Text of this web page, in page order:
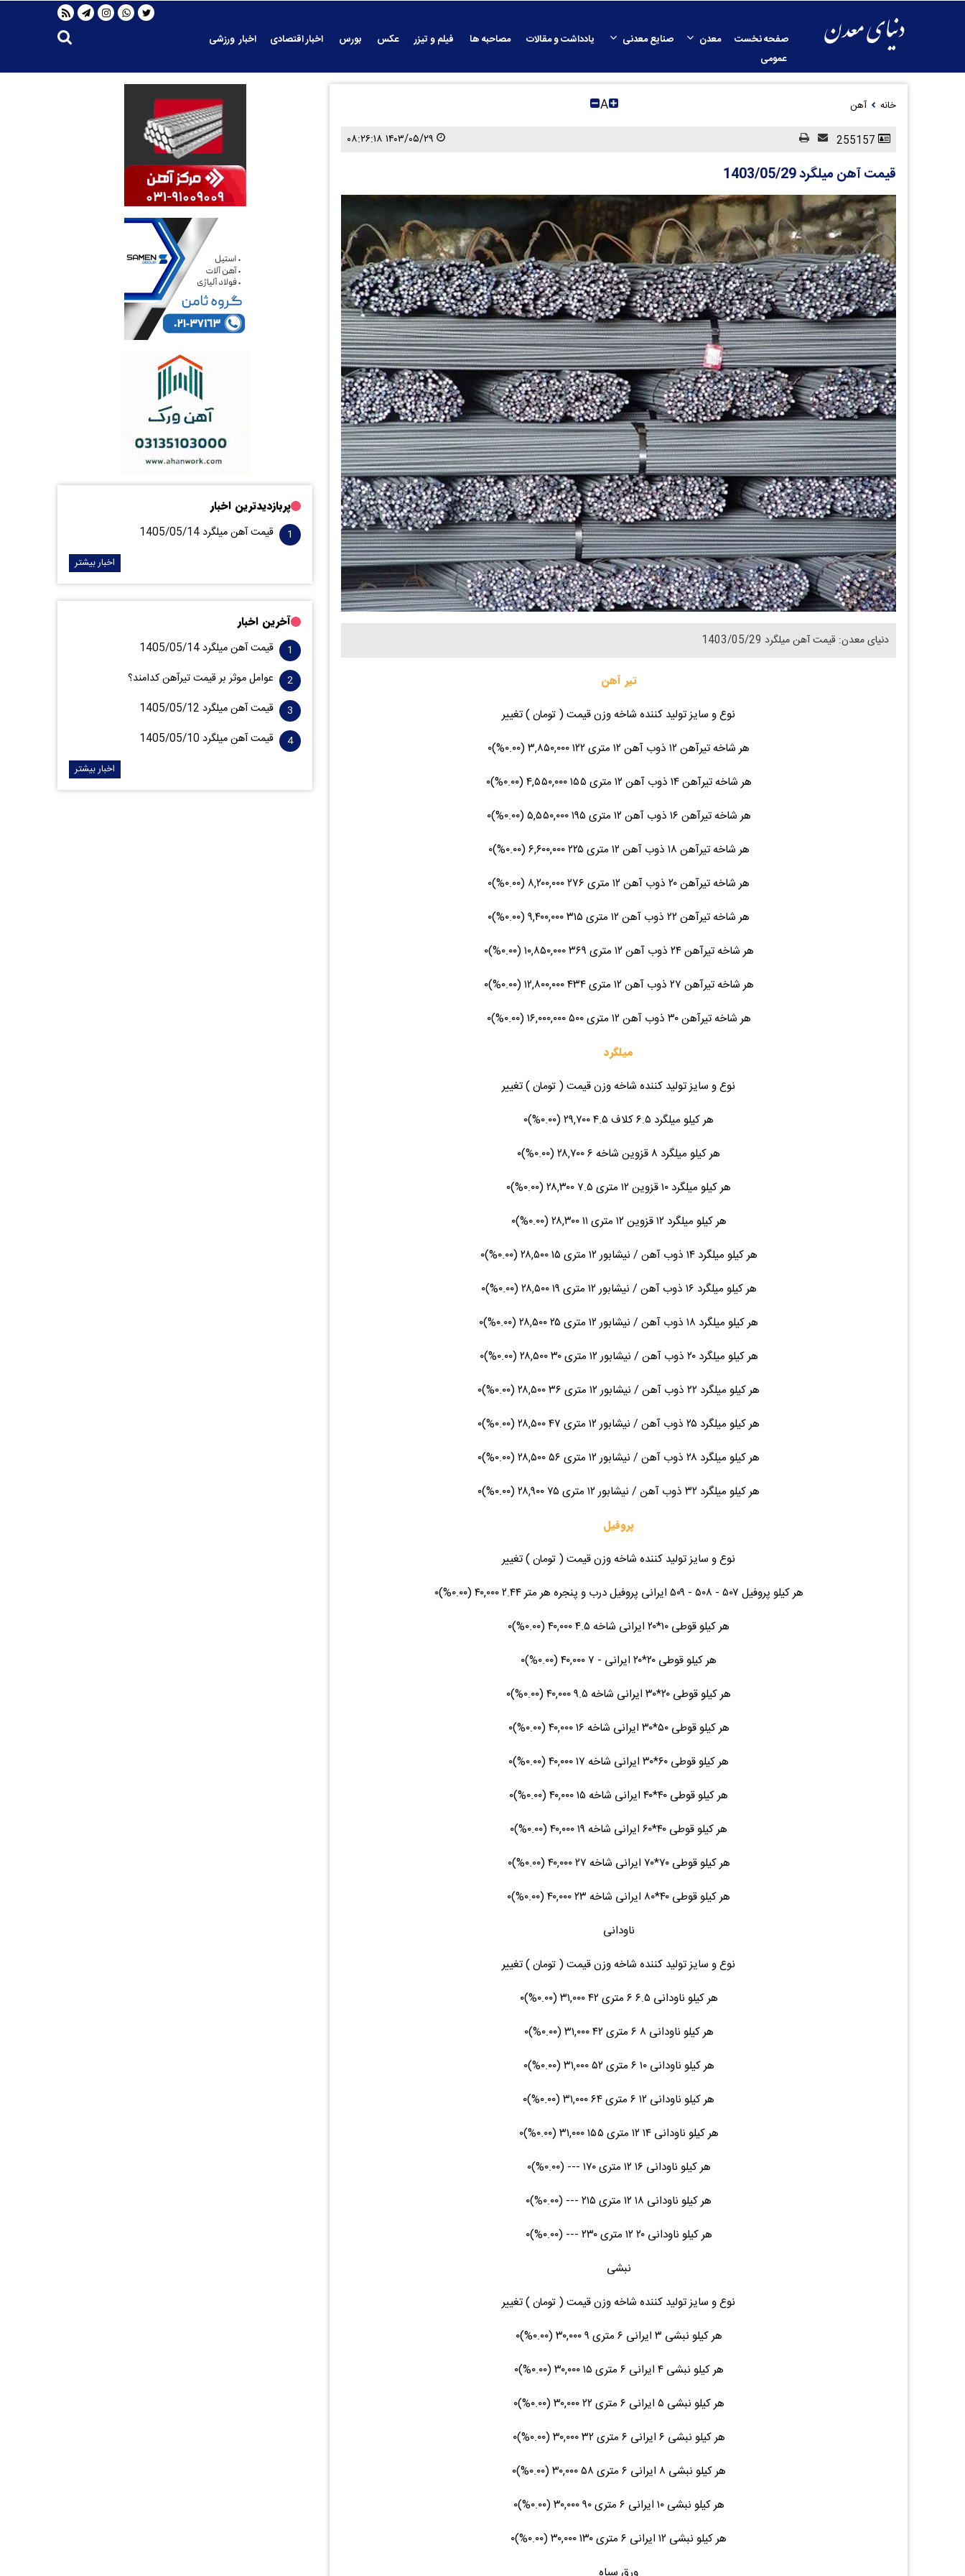
صفحه نخست معدن صنایع معدنی یادداشت و مقالات مصاحبه ها فیلم و تیزر عکس بورس اخبار اقتصادی
اخبار ورزشی
عمومی
خانه آهن A
۱۴۰۳/۰۵/۲۹ ۰۸:۲۶:۱۸
قیمت آهن میلگرد 1403/05/29
دنیای معدن: قیمت آهن میلگرد 1403/05/29
تیر آهن
نوع و سایز تولید کننده شاخه وزن قیمت ( تومان ) تغییر
هر شاخه تیرآهن ۱۲ ذوب آهن ۱۲ متری ۱۲۲ ۳,۸۵۰,۰۰۰ (۰.۰۰%)۰
هر شاخه تیرآهن ۱۴ ذوب آهن ۱۲ متری ۱۵۵ ۴,۵۵۰,۰۰۰ (۰.۰۰%)۰
هر شاخه تیرآهن ۱۶ ذوب آهن ۱۲ متری ۱۹۵ ۵,۵۵۰,۰۰۰ (۰.۰۰%)۰
هر شاخه تیرآهن ۱۸ ذوب آهن ۱۲ متری ۲۲۵ ۶,۶۰۰,۰۰۰ (۰.۰۰%)۰
هر شاخه تیرآهن ۲۰ ذوب آهن ۱۲ متری ۲۷۶ ۸,۲۰۰,۰۰۰ (۰.۰۰%)۰
هر شاخه تیرآهن ۲۲ ذوب آهن ۱۲ متری ۳۱۵ ۹,۴۰۰,۰۰۰ (۰.۰۰%)۰
هر شاخه تیرآهن ۲۴ ذوب آهن ۱۲ متری ۳۶۹ ۱۰,۸۵۰,۰۰۰ (۰.۰۰%)۰
هر شاخه تیرآهن ۲۷ ذوب آهن ۱۲ متری ۴۳۴ ۱۲,۸۰۰,۰۰۰ (۰.۰۰%)۰
هر شاخه تیرآهن ۳۰ ذوب آهن ۱۲ متری ۵۰۰ ۱۶,۰۰۰,۰۰۰ (۰.۰۰%)۰
میلگرد
نوع و سایز تولید کننده شاخه وزن قیمت ( تومان ) تغییر
هر کیلو میلگرد ۶.۵ کلاف ۴.۵ ۲۹,۷۰۰ (۰.۰۰%)۰
هر کیلو میلگرد ۸ قزوین شاخه ۶ ۲۸,۷۰۰ (۰.۰۰%)۰
هر کیلو میلگرد ۱۰ قزوین ۱۲ متری ۷.۵ ۲۸,۳۰۰ (۰.۰۰%)۰
هر کیلو میلگرد ۱۲ قزوین ۱۲ متری ۱۱ ۲۸,۳۰۰ (۰.۰۰%)۰
هر کیلو میلگرد ۱۴ ذوب آهن / نیشابور ۱۲ متری ۱۵ ۲۸,۵۰۰ (۰.۰۰%)۰
هر کیلو میلگرد ۱۶ ذوب آهن / نیشابور ۱۲ متری ۱۹ ۲۸,۵۰۰ (۰.۰۰%)۰
هر کیلو میلگرد ۱۸ ذوب آهن / نیشابور ۱۲ متری ۲۵ ۲۸,۵۰۰ (۰.۰۰%)۰
هر کیلو میلگرد ۲۰ ذوب آهن / نیشابور ۱۲ متری ۳۰ ۲۸,۵۰۰ (۰.۰۰%)۰
هر کیلو میلگرد ۲۲ ذوب آهن / نیشابور ۱۲ متری ۳۶ ۲۸,۵۰۰ (۰.۰۰%)۰
هر کیلو میلگرد ۲۵ ذوب آهن / نیشابور ۱۲ متری ۴۷ ۲۸,۵۰۰ (۰.۰۰%)۰
هر کیلو میلگرد ۲۸ ذوب آهن / نیشابور ۱۲ متری ۵۶ ۲۸,۵۰۰ (۰.۰۰%)۰
هر کیلو میلگرد ۳۲ ذوب آهن / نیشابور ۱۲ متری ۷۵ ۲۸,۹۰۰ (۰.۰۰%)۰
پروفیل
نوع و سایز تولید کننده شاخه وزن قیمت ( تومان ) تغییر
هر کیلو پروفیل ۵۰۷ - ۵۰۸ - ۵۰۹ ایرانی پروفیل درب و پنجره هر متر ۲.۴۴ ۴۰,۰۰۰ (۰.۰۰%)۰
هر کیلو قوطی ۱۰*۲۰ ایرانی شاخه ۴.۵ ۴۰,۰۰۰ (۰.۰۰%)۰
هر کیلو قوطی ۲۰*۲۰ ایرانی - ۷ ۴۰,۰۰۰ (۰.۰۰%)۰
هر کیلو قوطی ۲۰*۳۰ ایرانی شاخه ۹.۵ ۴۰,۰۰۰ (۰.۰۰%)۰
هر کیلو قوطی ۵۰*۳۰ ایرانی شاخه ۱۶ ۴۰,۰۰۰ (۰.۰۰%)۰
هر کیلو قوطی ۶۰*۳۰ ایرانی شاخه ۱۷ ۴۰,۰۰۰ (۰.۰۰%)۰
هر کیلو قوطی ۴۰*۴۰ ایرانی شاخه ۱۵ ۴۰,۰۰۰ (۰.۰۰%)۰
هر کیلو قوطی ۴۰*۶۰ ایرانی شاخه ۱۹ ۴۰,۰۰۰ (۰.۰۰%)۰
هر کیلو قوطی ۷۰*۷۰ ایرانی شاخه ۲۷ ۴۰,۰۰۰ (۰.۰۰%)۰
هر کیلو قوطی ۴۰*۸۰ ایرانی شاخه ۲۳ ۴۰,۰۰۰ (۰.۰۰%)۰
ناودانی
نوع و سایز تولید کننده شاخه وزن قیمت ( تومان ) تغییر
هر کیلو ناودانی ۶.۵ ۶ متری ۴۲ ۳۱,۰۰۰ (۰.۰۰%)۰
هر کیلو ناودانی ۸ ۶ متری ۴۲ ۳۱,۰۰۰ (۰.۰۰%)۰
هر کیلو ناودانی ۱۰ ۶ متری ۵۲ ۳۱,۰۰۰ (۰.۰۰%)۰
هر کیلو ناودانی ۱۲ ۶ متری ۶۴ ۳۱,۰۰۰ (۰.۰۰%)۰
هر کیلو ناودانی ۱۴ ۱۲ متری ۱۵۵ ۳۱,۰۰۰ (۰.۰۰%)۰
هر کیلو ناودانی ۱۶ ۱۲ متری ۱۷۰ --- (۰.۰۰%)۰
هر کیلو ناودانی ۱۸ ۱۲ متری ۲۱۵ --- (۰.۰۰%)۰
هر کیلو ناودانی ۲۰ ۱۲ متری ۲۳۰ --- (۰.۰۰%)۰
نبشی
نوع و سایز تولید کننده شاخه وزن قیمت ( تومان ) تغییر
هر کیلو نبشی ۳ ایرانی ۶ متری ۹ ۳۰,۰۰۰ (۰.۰۰%)۰
هر کیلو نبشی ۴ ایرانی ۶ متری ۱۵ ۳۰,۰۰۰ (۰.۰۰%)۰
هر کیلو نبشی ۵ ایرانی ۶ متری ۲۲ ۳۰,۰۰۰ (۰.۰۰%)۰
هر کیلو نبشی ۶ ایرانی ۶ متری ۳۲ ۳۰,۰۰۰ (۰.۰۰%)۰
هر کیلو نبشی ۸ ایرانی ۶ متری ۵۸ ۳۰,۰۰۰ (۰.۰۰%)۰
هر کیلو نبشی ۱۰ ایرانی ۶ متری ۹۰ ۳۰,۰۰۰ (۰.۰۰%)۰
هر کیلو نبشی ۱۲ ایرانی ۶ متری ۱۳۰ ۳۰,۰۰۰ (۰.۰۰%)۰
پربازدیدترین اخبار
قیمت آهن میلگرد 1405/05/14
اخبار بیشتر
آخرین اخبار
قیمت آهن میلگرد 1405/05/14
عوامل موثر بر قیمت تیرآهن کدامند؟
قیمت آهن میلگرد 1405/05/12
قیمت آهن میلگرد 1405/05/10
اخبار بیشتر